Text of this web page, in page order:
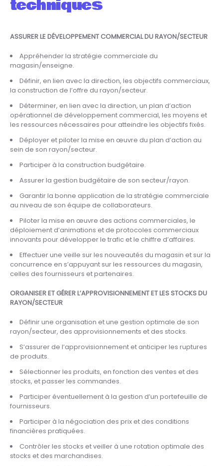
techniques
ASSURER LE DÉVELOPPEMENT COMMERCIAL DU RAYON/SECTEUR
Appréhender la stratégie commerciale du
magasin/enseigne.
Définir, en lien avec la direction, les objectifs commerciaux,
la construction de l’offre du rayon/secteur.
Déterminer, en lien avec la direction, un plan d’action
opérationnel de développement commercial, les moyens et
les ressources nécessaires pour atteindre les objectifs fixés.
Déployer et piloter la mise en œuvre du plan d’action au
sein de son rayon/secteur.
Participer à la construction budgétaire.
Assurer la gestion budgétaire de son secteur/rayon.
Garantir la bonne application de la stratégie commerciale
au niveau de son équipe de collaborateurs.
Piloter la mise en œuvre des actions commerciales, le
déploiement d’animations et de protocoles commerciaux
innovants pour développer le trafic et le chiffre d’affaires.
Effectuer une veille sur les nouveautés du magasin et sur la
concurrence en s’appuyant sur les ressources du magasin,
celles des fournisseurs et partenaires.
ORGANISER ET GÉRER L’APPROVISIONNEMENT ET LES STOCKS DU
RAYON/SECTEUR
Définir une organisation et une gestion optimale de son
rayon/secteur, des approvisionnements et des stocks.
S’assurer de l’approvisionnement et anticiper les ruptures
de produits.
Sélectionner les produits, en fonction des ventes et des
stocks, et passer les commandes.
Participer éventuellement à la gestion d’un portefeuille de
fournisseurs.
Participer à la négociation des prix et des conditions
financières pratiquées.
Contrôler les stocks et veiller à une rotation optimale des
stocks et des marchandises.